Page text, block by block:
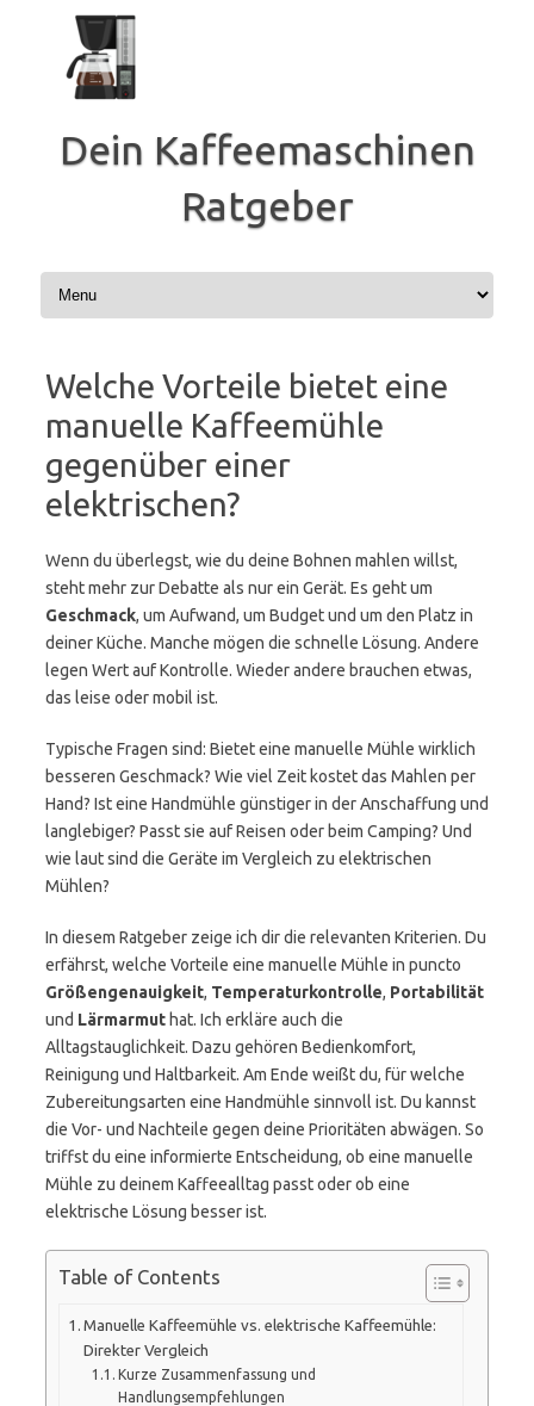
springen
Dein Kaffeemaschinen
Ratgeber
Welche Vorteile bietet eine
manuelle Kaffeemühle
gegenüber einer
elektrischen?
Wenn du überlegst, wie du deine Bohnen mahlen willst,
steht mehr zur Debatte als nur ein Gerät. Es geht um
Geschmack, um Aufwand, um Budget und um den Platz in
deiner Küche. Manche mögen die schnelle Lösung. Andere
legen Wert auf Kontrolle. Wieder andere brauchen etwas,
das leise oder mobil ist.
Typische Fragen sind: Bietet eine manuelle Mühle wirklich
besseren Geschmack? Wie viel Zeit kostet das Mahlen per
Hand? Ist eine Handmühle günstiger in der Anschaffung und
langlebiger? Passt sie auf Reisen oder beim Camping? Und
wie laut sind die Geräte im Vergleich zu elektrischen
Mühlen?
In diesem Ratgeber zeige ich dir die relevanten Kriterien. Du
erfährst, welche Vorteile eine manuelle Mühle in puncto
Größengenauigkeit, Temperaturkontrolle, Portabilität
und Lärmarmut hat. Ich erkläre auch die
Alltagstauglichkeit. Dazu gehören Bedienkomfort,
Reinigung und Haltbarkeit. Am Ende weißt du, für welche
Zubereitungsarten eine Handmühle sinnvoll ist. Du kannst
die Vor- und Nachteile gegen deine Prioritäten abwägen. So
triffst du eine informierte Entscheidung, ob eine manuelle
Mühle zu deinem Kaffeealltag passt oder ob eine
elektrische Lösung besser ist.
Table of Contents
Manuelle Kaffeemühle vs. elektrische Kaffeemühle:
Direkter Vergleich
Kurze Zusammenfassung und
Handlungsempfehlungen